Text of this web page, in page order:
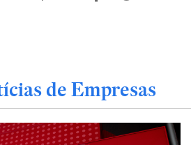
de Empresas